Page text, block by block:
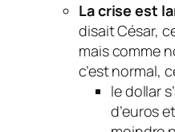
La crise est
disait César,
mais comme
c’est normal,
le dollar
d’euros